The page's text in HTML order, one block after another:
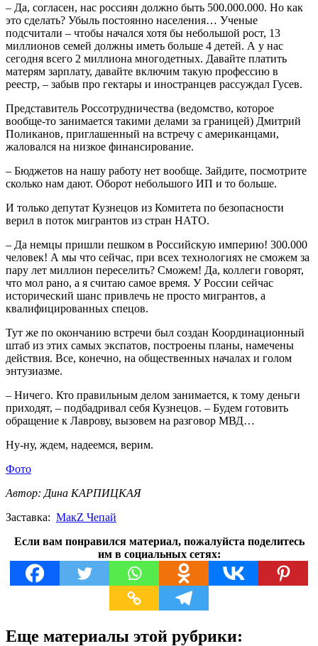
– Да, согласен, нас россиян должно быть 500.000.000. Но как
это сделать? Убыль постоянно населения… Ученые
подсчитали – чтобы начался хотя бы небольшой рост, 13
миллионов семей должны иметь больше 4 детей. А у нас
сегодня всего 2 миллиона многодетных. Давайте платить
матерям зарплату, давайте включим такую профессию в
реестр, – забыв про гектары и иностранцев рассуждал Гусев.
Представитель Россотрудничества (ведомство, которое
вообще-то занимается такими делами за границей) Дмитрий
Поликанов, приглашенный на встречу с американцами,
жаловался на низкое финансирование.
– Бюджетов на нашу работу нет вообще. Зайдите, посмотрите
сколько нам дают. Оборот небольшого ИП и то больше.
И только депутат Кузнецов из Комитета по безопасности
верил в поток мигрантов из стран НАТО.
– Да немцы пришли пешком в Российскую империю! 300.000
человек! А мы что сейчас, при всех технологиях не сможем за
пару лет миллион переселить? Сможем! Да, коллеги говорят,
что мол рано, а я считаю самое время. У России сейчас
исторический шанс привлечь не просто мигрантов, а
квалифицированных спецов.
Тут же по окончанию встречи был создан Координационный
штаб из этих самых экспатов, построены планы, намечены
действия. Все, конечно, на общественных началах и голом
энтузиазме.
– Ничего. Кто правильным делом занимается, к тому деньги
приходят, – подбадривал себя Кузнецов. – Будем готовить
обращение к Лаврову, вызовем на разговор МВД…
Ну-ну, ждем, надеемся, верим.
Фото
Автор: Дина КАРПИЦКАЯ
Заставка: МакZ Чепай
Если вам понравился материал, пожалуйста поделитесь
им в социальных сетях:
Еще материалы этой рубрики: